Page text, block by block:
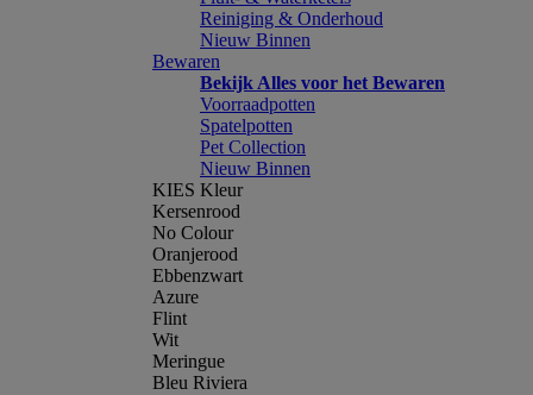
Reiniging & Onderhoud
Nieuw Binnen
Bewaren
Bekijk Alles voor het Bewaren
Voorraadpotten
Spatelpotten
Pet Collection
Nieuw Binnen
KIES Kleur
Kersenrood
No Colour
Oranjerood
Ebbenzwart
Azure
Flint
Wit
Meringue
Bleu Riviera